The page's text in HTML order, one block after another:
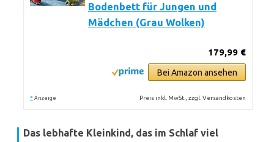
Bodenbett für Jungen und
Mädchen (Grau Wolken)
179,99 €
Bei Amazon ansehen
* Anzeige Preis inkl. MwSt., zzgl. Versandkosten
Das lebhafte Kleinkind, das im Schlaf viel